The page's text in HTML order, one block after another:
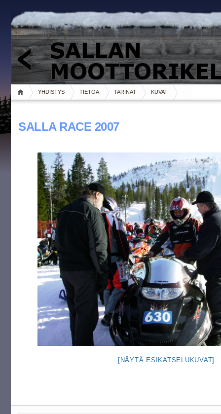
YHDISTYS TIETOA TARINAT KUVAT
SALLA RACE 2007
[NÄYTÄ ESIKATSELUKUVAT]